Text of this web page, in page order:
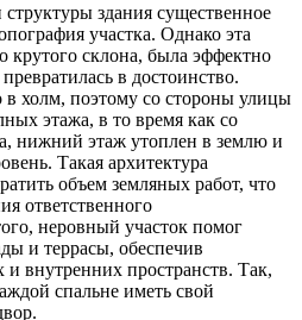
здания существенное
участка. Однако эта
крутого склона, была эффектно
в достоинство.
в холм, поэтому со стороны улицы
этажа, в то время как со
нижний этаж утоплен в землю и
Такая архитектура
объем земляных работ, что
ответственного
неровный участок помог
и террасы, обеспечив
внутренних пространств. Так,
спальне иметь свой